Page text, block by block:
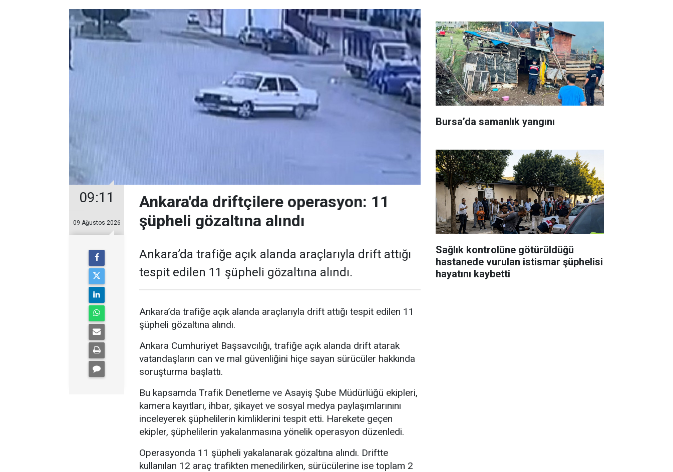
09:11
09 Ağustos 2026
Ankara'da driftçilere operasyon: 11
şüpheli gözaltına alındı
Ankara’da trafiğe açık alanda araçlarıyla drift attığı
tespit edilen 11 şüpheli gözaltına alındı.
Ankara’da trafiğe açık alanda araçlarıyla drift attığı tespit edilen 11
şüpheli gözaltına alındı.
Ankara Cumhuriyet Başsavcılığı, trafiğe açık alanda drift atarak
vatandaşların can ve mal güvenliğini hiçe sayan sürücüler hakkında
soruşturma başlattı.
Bu kapsamda Trafik Denetleme ve Asayiş Şube Müdürlüğü ekipleri,
kamera kayıtları, ihbar, şikayet ve sosyal medya paylaşımlarınını
inceleyerek şüphelilerin kimliklerini tespit etti. Harekete geçen
ekipler, şüphelilerin yakalanmasına yönelik operasyon düzenledi.
Operasyonda 11 şüpheli yakalanarak gözaltına alındı. Driftte
kullanılan 12 araç trafikten menedilirken, sürücülerine ise toplam 2
Bursa’da samanlık yangını
Sağlık kontrolüne götürüldüğü
hastanede vurulan istismar şüphelisi
hayatını kaybetti